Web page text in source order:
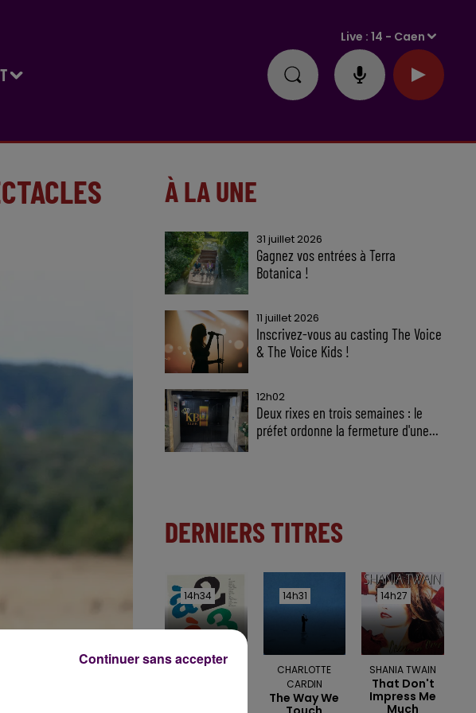
Live :14 - Caen
À LA UNE
31 juillet 2026
Gagnez vos entrées à Terra
Botanica !
11 juillet 2026
Inscrivez-vous au casting The Voice
& The Voice Kids !
12h02
Deux rixes en trois semaines : le
préfet ordonne la fermeture d'une...
DERNIERS TITRES
14h34
14h34
KENDJI GIRAC &
14h31
14h31
CHARLOTTE
CARDIN
The Way We
14h27
14h27
SHANIA TWAIN
That Don't
Impress Me
Much
Continuer sans accepter